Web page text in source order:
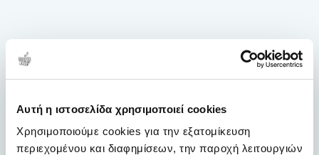
Αυτή η ιστοσελίδα χρησιμοποιεί cookies
Χρησιμοποιούμε cookies για την εξατομίκευση
περιεχομένου και διαφημίσεων, την παροχή λειτουργιών